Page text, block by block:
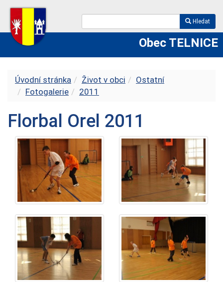
Hledat
Obec TELNICE
Úvodní stránka Život v obci
Ostatní
Fotogalerie
2011
Florbal Orel 2011